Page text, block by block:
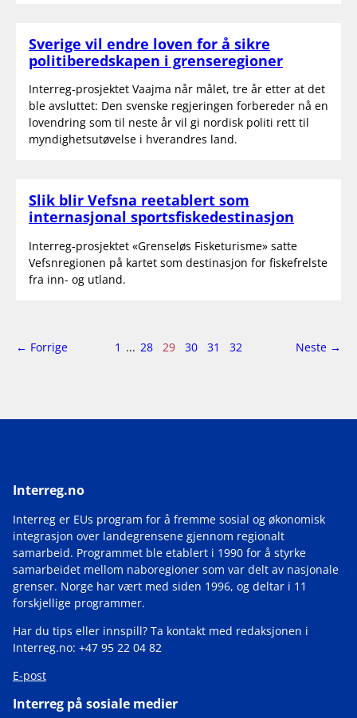
Sverige vil endre loven for å sikre
politiberedskapen i grenseregioner
Interreg-prosjektet Vaajma når målet, tre år etter at det
ble avsluttet: Den svenske regjeringen forbereder nå en
lovendring som til neste år vil gi nordisk politi rett til
myndighetsutøvelse i hverandres land.
Slik blir Vefsna reetablert som
internasjonal sportsfiskedestinasjon
Interreg-prosjektet «Grenseløs Fisketurisme» satte
Vefsnregionen på kartet som destinasjon for fiskefrelste
fra inn- og utland.
← Forrigeside
Side1 ... 28 29 30 31 32 Neste side
→
Interreg.no
Interreg er EUs program for å fremme sosial og økonomisk
integrasjon over landegrensene gjennom regionalt
samarbeid. Programmet ble etablert i 1990 for å styrke
samarbeidet mellom naboregioner som var delt av nasjonale
grenser. Norge har vært med siden 1996, og deltar i 11
forskjellige programmer.
Har du tips eller innspill? Ta kontakt med redaksjonen i
Interreg.no: +47 95 22 04 82
E-post
Interreg på sosiale medier